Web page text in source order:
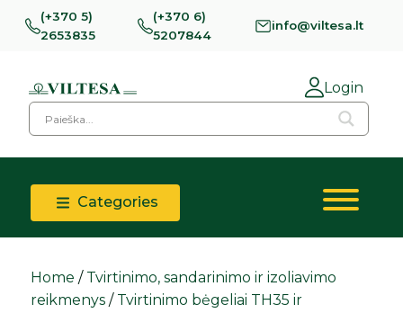
(+370 5)
2653835
(+370 6)
5207844
info@viltesa.lt
Login
Categories
Home / Tvirtinimo, sandarinimo ir izoliavimo
reikmenys / Tvirtinimo bėgeliai TH35 ir